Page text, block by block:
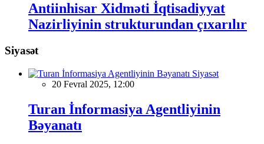
Antiinhisar Xidməti İqtisadiyyat
Nazirliyinin strukturundan çıxarılır
Siyasət
Siyasət
20 Fevral 2025, 12:00
Turan İnformasiya Agentliyinin
Bəyanatı